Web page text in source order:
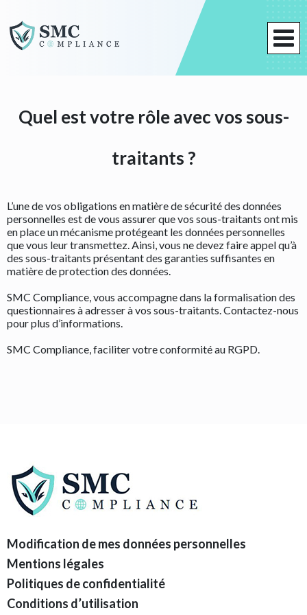
Quel est votre rôle avec vos sous-
traitants ?
L’une de vos obligations en matière de sécurité des données
personnelles est de vous assurer que vos sous-traitants ont mis
en place un mécanisme protégeant les données personnelles
que vous leur transmettez. Ainsi, vous ne devez faire appel qu’à
des sous-traitants présentant des garanties suffisantes en
matière de protection des données.
SMC Compliance, vous accompagne dans la formalisation des
questionnaires à adresser à vos sous-traitants. Contactez-nous
pour plus d’informations.
SMC Compliance, faciliter votre conformité au RGPD.
Modification de mes données personnelles
Mentions légales
Politiques de confidentialité
Conditions d’utilisation